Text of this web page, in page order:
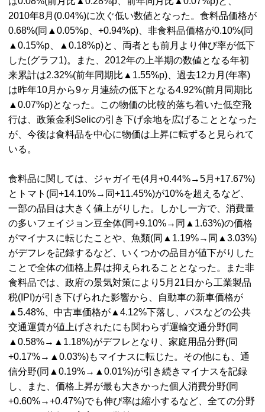
2010年8月(0.04%)に次ぐ低い数値となった。食料品価格が
0.68%(同▲0.05%p、+0.94%p)、非食料品価格が0.10%(同
▲0.15%p、▲0.18%p)と、両者とも前月より伸び率が低下
した(グラフ1)。また、2012年の上半期の数値となる年初
来累計は2.32%(前年同期比▲1.55%p)、過去12カ月(年率)
は昨年10月から9ヶ月連続の低下となる4.92%(前月同期比
▲0.07%p)となった。この物価の比較的落ち着いた低空飛
行は、政策金利Selicの引き下げ余地を広げることとなった
が、今後は食料品を中心に物価は上昇に転ずると見られて
いる。
食料品に関しては、ジャガイモ(4月+0.44%→5月+17.67%)
とトマト(同+14.10%→同+11.45%)が10%を超えるなど、
一部の品目は大きく値上がりした。しかし一方で、消費量
の多いフェイジョン豆全体(同+9.10%→同▲1.63%)の価格
がマイナスに転じたことや、魚類(同▲1.19%→同▲3.03%)
がデフレを記録するなど、いくつかの品目が値下がりした
ことで全体の価格上昇は抑えられることとなった。また非
食料品では、政府の景気対策により5月21日から工業製品
税(IPI)が引き下げられた影響から、自動車の新車価格が
▲5.48%、中古車価格が▲4.12%下落し、バスなどの公共
交通運賃が値上げされたにも関わらず運輸交通分野(同
▲0.58%→▲1.18%)がデフレとなり、家庭用品分野(同
+0.17%→▲0.03%)もマイナスに転じた。その他にも、通
信分野(同▲0.19%→▲0.01%)が引き続きマイナスを記録
し、また、価格上昇が最も大きかった個人消費分野(同
+0.60%→+0.47%)でも伸び率は縮小するなど、全ての分野